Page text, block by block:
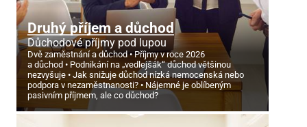
Druhý příjem a důchod
Důchodové příjmy pod lupou
Dvě zaměstnání a důchod
Příjmy v roce 2026
a důchod
Podnikání na „vedlejšák“ důchod většinou
nezvyšuje
Jak snižuje důchod nízká nemocenská nebo
podpora v nezaměstnanosti?
Nájemné je oblíbeným
pasivním příjmem, ale co důchod?